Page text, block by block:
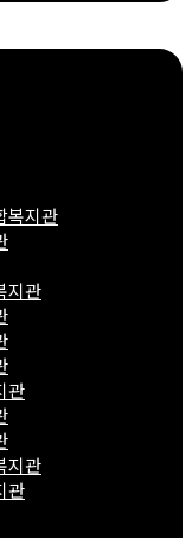
복지관
지관
관
지관
관